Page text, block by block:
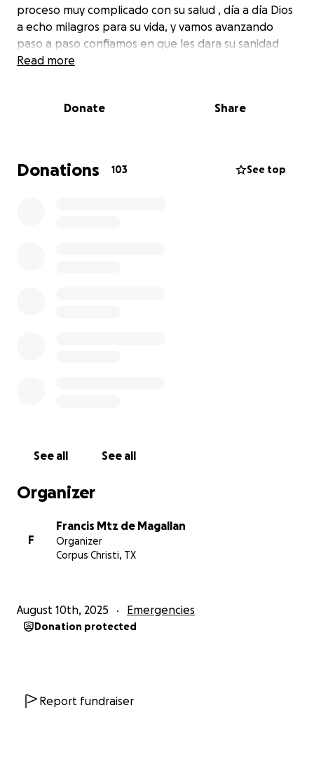
proceso muy complicado con su salud , día a día Dios
a echo milagros para su vida, y vamos avanzando
paso a paso confiamos en que les dara su sanidad
por completo, como padres lo más importante para
pasando donde tenemos que dejar todo por ellos,
necesidad de solicitar su ayuda para poder
dedicarnos a nuestros hijos en su recuperación y a
Read more
Donate Share
Donations 103 See top
See all See all
Organizer
F
Francis Mtz de Magallan
Organizer
Corpus Christi, TX
August 10th, 2025 Emergencies
Donation protected
Report fundraiser